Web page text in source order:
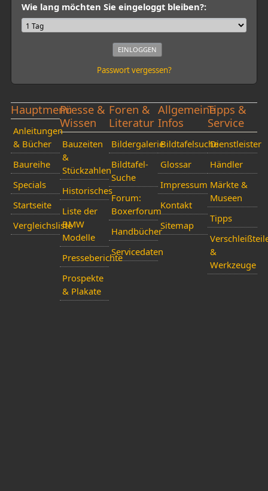
Wie lang möchten Sie eingeloggt bleiben?:
Passwort vergessen?
Hauptmenü
Anleitungen
& Bücher
Baureihe
Specials
Startseite
Vergleichsliste
Presse &
Wissen
Bauzeiten
&
Stückzahlen
Historisches
Liste der
BMW
Modelle
Presseberichte
Prospekte
& Plakate
Foren &
Literatur
Bildergalerie
Bildtafel-
Suche
Forum:
Boxerforum
Handbücher
Servicedaten
Allgemeine
Infos
Bildtafelsuche
Glossar
Impressum
Kontakt
Sitemap
Tipps &
Service
Dienstleister
Händler
Märkte &
Museen
Tipps
&
Werkzeuge